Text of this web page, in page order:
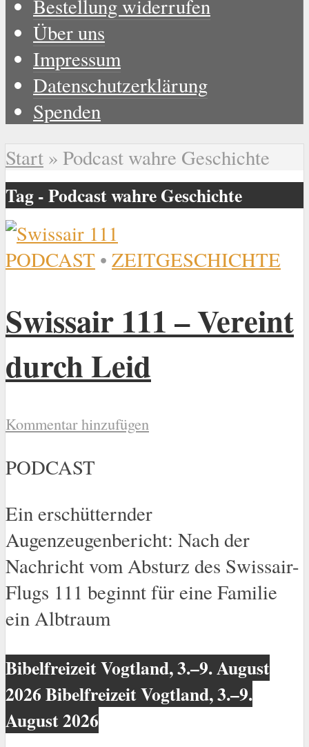
Bestellung widerrufen
Über uns
Impressum
Datenschutzerklärung
Spenden
Start » Podcast wahre Geschichte
Tag - Podcast wahre Geschichte
PODCAST • ZEITGESCHICHTE
Swissair 111 – Vereint
durch Leid
Kommentar hinzufügen
PODCAST
Ein erschütternder
Augenzeugenbericht: Nach der
Nachricht vom Absturz des Swissair-
Flugs 111 beginnt für eine Familie
ein Albtraum
Bibelfreizeit Vogtland, 3.–9. August
2026 Bibelfreizeit Vogtland, 3.–9.
August 2026